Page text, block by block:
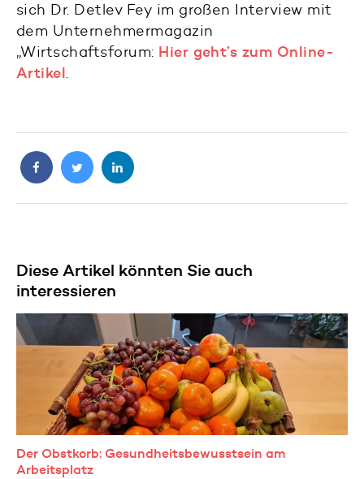
sich Dr. Detlev Fey im großen Interview mit
dem Unternehmermagazin
„Wirtschaftsforum: Hier geht’s zum Online-
Artikel.
Diese Artikel könnten Sie auch
interessieren
Der Obstkorb: Gesundheitsbewusstsein am
Arbeitsplatz